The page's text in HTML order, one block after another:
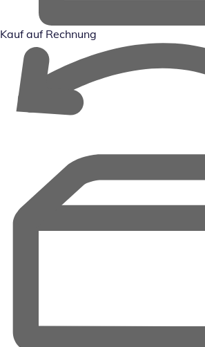
Kauf auf Rechnung